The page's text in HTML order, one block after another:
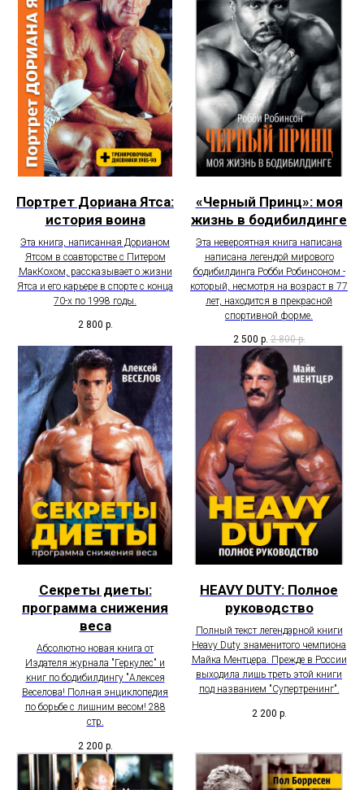
Портрет Дориана Ятса:
история воина
Эта книга, написанная Дорианом
Ятсом в соавторстве с Питером
МакКохом, рассказывает о жизни
Ятса и его карьере в спорте с конца
70-х по 1998 годы.
2 800 р.
«Черный Принц»: моя
жизнь в бодибилдинге
Эта невероятная книга написана
написана легендой мирового
бодибилдинга Робби Робинсоном -
который, несмотря на возраст в 77
лет, находится в прекрасной
спортивной форме.
2 500 р. 2 800 р.
Секреты диеты:
программа снижения
веса
Абсолютно новая книга от
Издателя журнала "Геркулес" и
книг по бодибилдингу "Алексея
Веселова! Полная энциклопедия
по борьбе с лишним весом! 288
стр.
2 200 р.
HEAVY DUTY: Полное
руководство
Полный текст легендарной книги
Heavy Duty знаменитого чемпиона
Майка Ментцера. Прежде в России
выходила лишь треть этой книги
под названием "Супертренинг".
2 200 р.